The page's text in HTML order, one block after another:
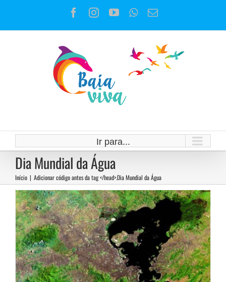
o
Facebook
Instagram
YouTubeWhatsApp
E-
Ir para...
Dia Mundial da Água
Início | Adicionar código antes da tag </head>.Dia Mundial da Água
Da UniMAR à Conferência
Guanabara